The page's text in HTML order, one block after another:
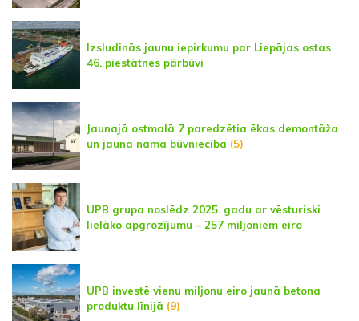
Izsludinās jaunu iepirkumu par Liepājas ostas
46. piestātnes pārbūvi
Jaunajā ostmalā 7 paredzētia ēkas demontāža
un jauna nama būvniecība (5)
UPB grupa noslēdz 2025. gadu ar vēsturiski
lielāko apgrozījumu – 257 miljoniem eiro
UPB investē vienu miljonu eiro jaunā betona
produktu līnijā (9)